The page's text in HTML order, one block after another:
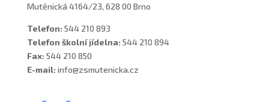
Mutěnická 4164/23, 628 00 Brno
Telefon: 544 210 893
Telefon školní jídelna: 544 210 894
Fax: 544 210 850
E-mail: info@zsmutenicka.cz